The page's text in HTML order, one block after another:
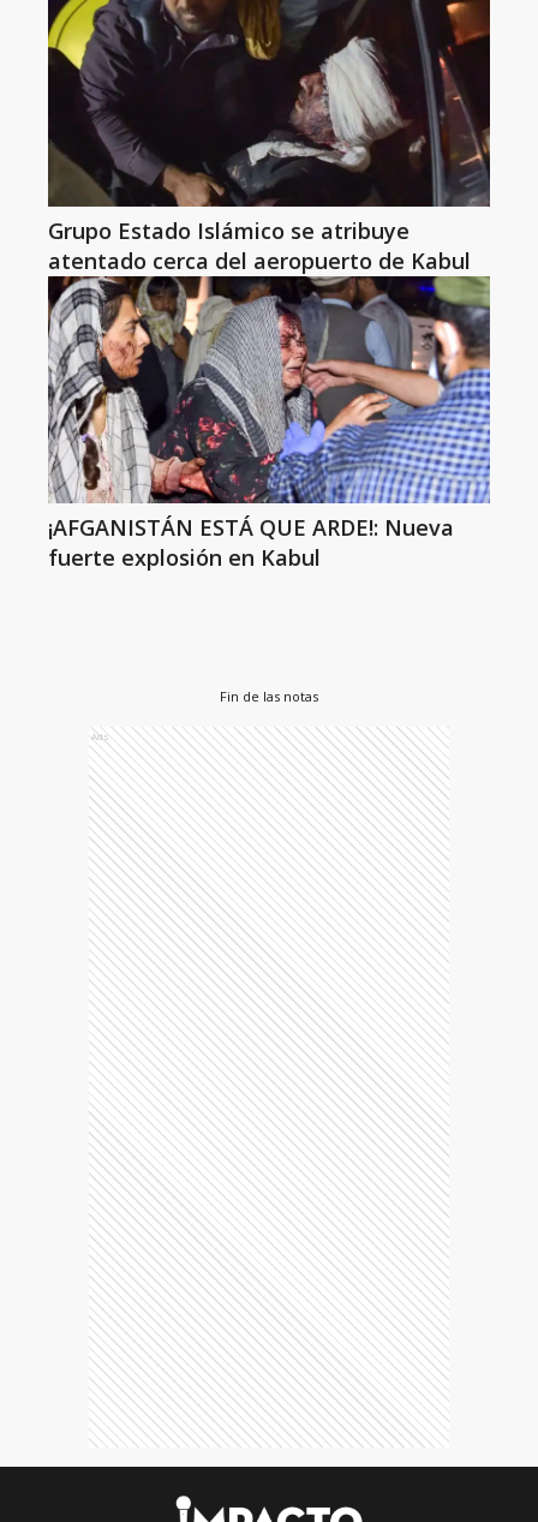
Grupo Estado Islámico se atribuye
atentado cerca del aeropuerto de Kabul
¡AFGANISTÁN ESTÁ QUE ARDE!: Nueva
fuerte explosión en Kabul
Fin de las notas
Ads